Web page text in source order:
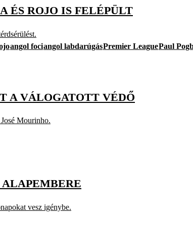
ÉS ROJO IS FELÉPÜLT
angol fociangol labdarúgásPremier LeaguePaul
A VÁLOGATOTT VÉDŐ
Mourinho.
vesz igénybe.